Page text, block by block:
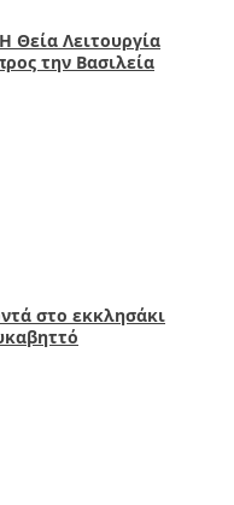
Θεία Λειτουργία
την Βασιλεία
στο εκκλησάκι